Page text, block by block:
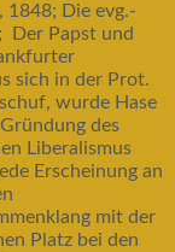
1848; Die evg.-
Der Papst und
sich in der Prot.
wurde Hase
des
Liberalismus
Erscheinung an
mit der
Platz bei den